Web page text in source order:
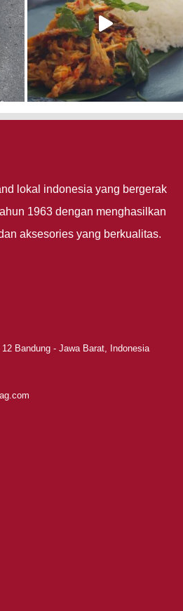
lokal indonesia yang bergerak
1963 dengan menghasilkan
aksesories yang berkualitas.
Bandung - Jawa Barat, Indonesia